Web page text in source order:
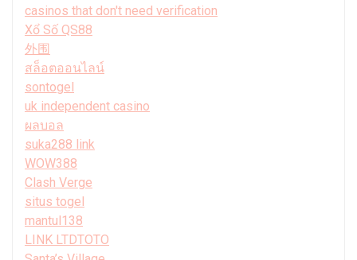
casinos that don't need verification
Xổ Số QS88
外围
สล็อตออนไลน์
sontogel
uk independent casino
ผลบอล
suka288 link
WOW388
Clash Verge
situs togel
mantul138
LINK LTDTOTO